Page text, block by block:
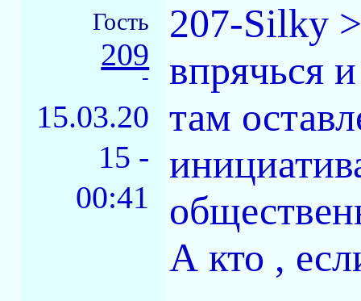
Гость
209
-
15.03.20
15 -
00:41
207-Silky
впрячься
там
А кто ,